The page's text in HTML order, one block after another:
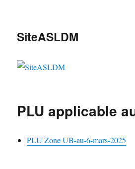
SiteASLDM
PLU applicable
PLU Zone UB-au-6-mars-2025